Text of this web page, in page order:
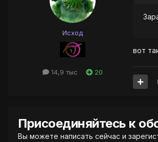
Исход
14,9 тыс 20
вот
Присоединяйтесь к
Вы можете написать сейчас и